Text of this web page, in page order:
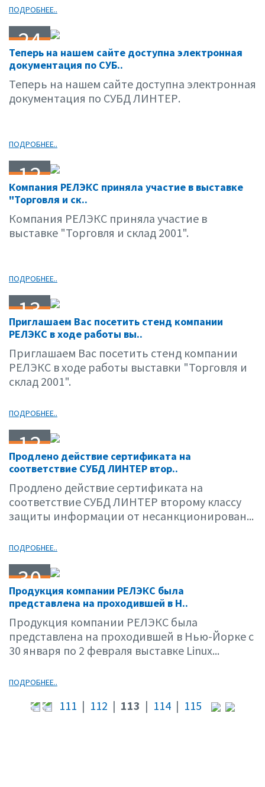
ПОДРОБНЕЕ..
24
03.01
Теперь на нашем сайте доступна электронная
документация по СУБ..
Теперь на нашем сайте доступна электронная
документация по СУБД ЛИНТЕР.
ПОДРОБНЕЕ..
12
03.01
Компания РЕЛЭКС приняла участие в выставке
"Торговля и ск..
Компания РЕЛЭКС приняла участие в
выставке "Торговля и склад 2001".
ПОДРОБНЕЕ..
13
02.01
Приглашаем Вас посетить стенд компании
РЕЛЭКС в ходе работы вы..
Приглашаем Вас посетить стенд компании
РЕЛЭКС в ходе работы выставки "Торговля и
склад 2001".
ПОДРОБНЕЕ..
12
02.01
Продлено действие сертификата на
соответствие СУБД ЛИНТЕР втор..
Продлено действие сертификата на
соответствие СУБД ЛИНТЕР второму классу
защиты информации от несанкционирован...
ПОДРОБНЕЕ..
30
01.01
Продукция компании РЕЛЭКС была
представлена на проходившей в Н..
Продукция компании РЕЛЭКС была
представлена на проходившей в Нью-Йорке с
30 января по 2 февраля выставке Linux...
ПОДРОБНЕЕ..
111 | 112 | 113 | 114| 115